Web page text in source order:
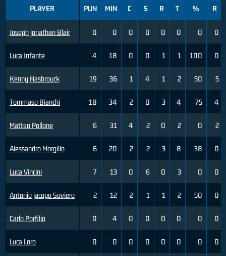
PLAYER
Joseph jonathan Blair
Luca Infante
Kenny Hasbrouck
Tommaso Bianchi
Matteo Pollone
Alessandro Morgillo
Luca Vincini
Antonio jacopo Soviero
Carlo Porfilio
Luca Loro
PUN MIN C S R T % R
0 0 0 0 0 0 0 0
4 18 0 0 1 1 100 0
19 36 1 4 1 2 50 5
18 34 2 0 3 4 75 4
6 31 4 2 0 2 0 2
6 20 2 2 3 8 38 0
7 13 0 6 0 3 0 0
2 12 2 1 1 2 50 0
0 4 0 0 0 0 0 0
0 0 0 0 0 0 0 0